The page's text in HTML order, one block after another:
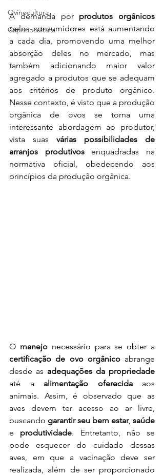
Ovinocultura
Caprinocultura
A demanda por produtos orgânicos
pelos consumidores está aumentando
a cada dia, promovendo uma melhor
absorção deles no mercado, mas
também adicionando maior valor
agregado a produtos que se adequam
aos critérios de produto orgânico.
Nesse contexto, é visto que a produção
orgânica de ovos se torna uma
interessante abordagem ao produtor,
vista suas várias possibilidades de
arranjos produtivos enquadradas na
normativa oficial, obedecendo aos
princípios da produção orgânica.
O manejo
certificação de ovo orgânico abrange
desde as adequações da propriedade
até a alimentação oferecida aos
animais. Assim, é observado que as
aves devem ter acesso ao ar livre,
buscando garantir seu bem estar, saúde
e produtividade. Entretanto, não se
pode esquecer do cuidado dessas
aves, em que a vacinação deve ser
realizada, além de ser proporcionado